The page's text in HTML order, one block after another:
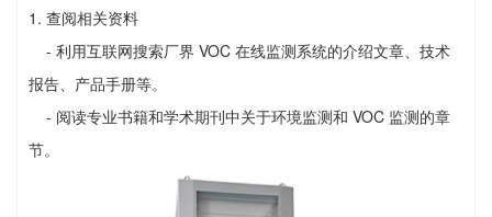
1. 查阅相关资料
- 利用互联网搜索厂界 VOC 在线监测系统的介绍文章、技术
报告、产品手册等。
- 阅读专业书籍和学术期刊中关于环境监测和 VOC 监测的章
节。